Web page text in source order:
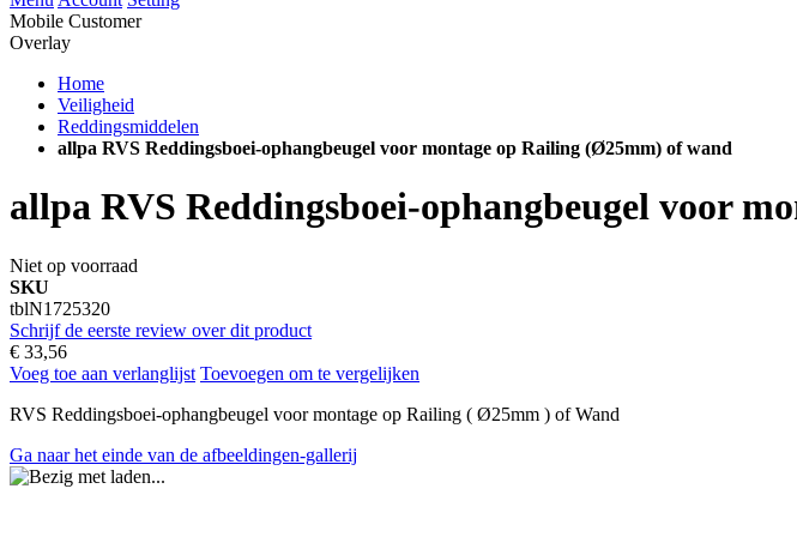
Mobile Customer
Overlay
Home
Veiligheid
Reddingsmiddelen
allpa RVS Reddingsboei-ophangbeugel voor montage op Railing (Ø25mm) of wand
allpa RVS Reddingsboei-ophangbeugel voor
Niet op voorraad
SKU
tblN1725320
Schrijf de eerste review over dit product
€ 33,56
Voeg toe aan verlanglijst Toevoegen om te vergelijken
RVS Reddingsboei-ophangbeugel voor montage op Railing ( Ø25mm ) of Wand
Ga naar het einde van de afbeeldingen-gallerij